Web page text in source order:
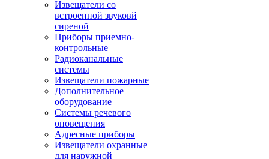
Извещатели со
встроенной звуковй
сиреной
Приборы приемно-
контрольные
Радиоканальные
системы
Извещатели пожарные
Дополнительное
оборудование
Системы речевого
оповещения
Адресные приборы
Извещатели охранные
для наружной